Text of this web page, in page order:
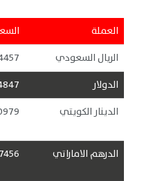
العملة
الريال السعودي
الدولار
الدينار الكويتي
الدرهم الاماراتي